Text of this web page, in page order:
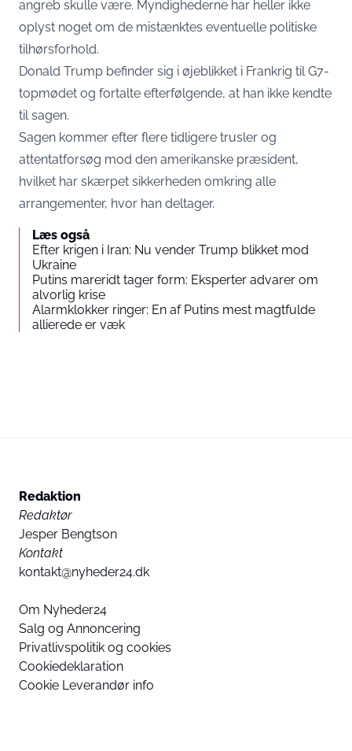
angreb skulle være. Myndighederne har heller ikke
oplyst noget om de mistænktes eventuelle politiske
tilhørsforhold.
Donald Trump befinder sig i øjeblikket i Frankrig til G7-
topmødet og fortalte efterfølgende, at han ikke kendte
til sagen.
Sagen kommer efter flere tidligere trusler og
attentatforsøg mod den amerikanske præsident,
hvilket har skærpet sikkerheden omkring alle
arrangementer, hvor han deltager.
Læs også
Efter krigen i Iran: Nu vender Trump blikket mod
Ukraine
Putins mareridt tager form: Eksperter advarer om
alvorlig krise
Alarmklokker ringer: En af Putins mest magtfulde
allierede er væk
Redaktion
Redaktør
Jesper Bengtson
Kontakt
kontakt@nyheder24.dk
Om Nyheder24
Salg og Annoncering
Privatlivspolitik og cookies
Cookiedeklaration
Cookie Leverandør info